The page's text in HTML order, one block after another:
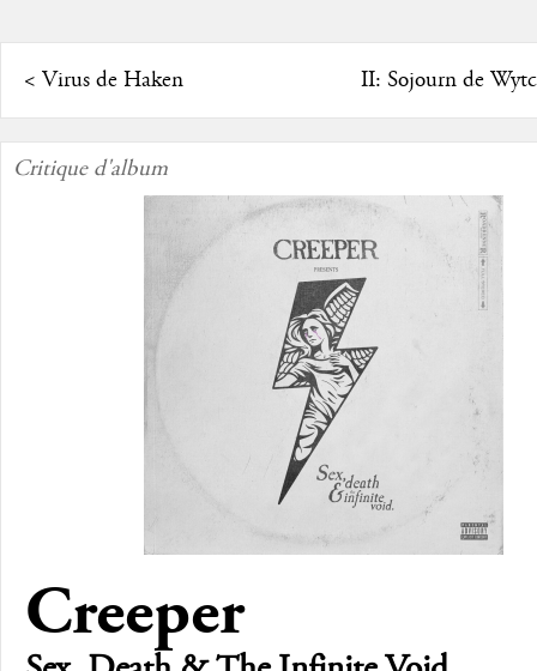
< Virus de Haken II: Sojourn de
Critique d'album
Creeper